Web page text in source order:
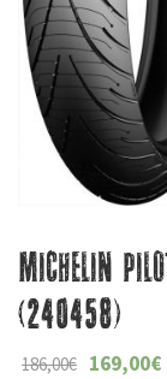
Michelin
(240458)
186,00€ 169,00€